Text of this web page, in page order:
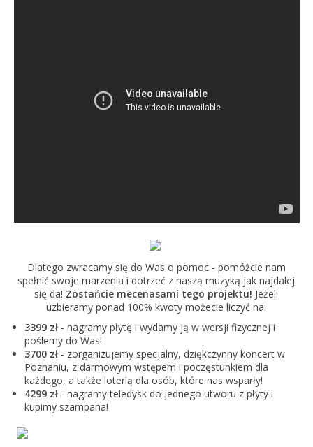
Dlatego zwracamy się do Was o pomoc - pomóżcie nam
spełnić swoje marzenia i dotrzeć z naszą muzyką jak najdalej
się da! Zostańcie mecenasami tego projektu! Jeżeli
uzbieramy ponad 100% kwoty możecie liczyć na:
3399 zł - nagramy płytę i wydamy ją w wersji fizycznej i
poślemy do Was!
3700 zł- zorganizujemy specjalny, dziękczynny koncert w
Poznaniu, z darmowym wstępem i poczęstunkiem dla
każdego, a także loterią dla osób, które nas wsparły!
4299 zł- nagramy teledysk do jednego utworu z płyty i
kupimy szampana!